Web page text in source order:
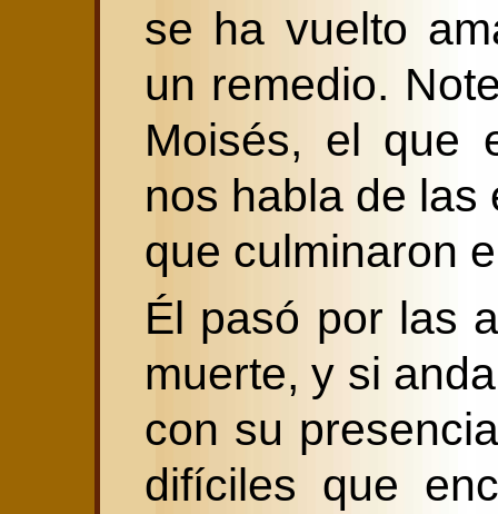
se ha vuelto
un remedio.
Moisés, el que
nos habla de las
que culminaron
Él pasó por las
muerte, y si
con su
difíciles que